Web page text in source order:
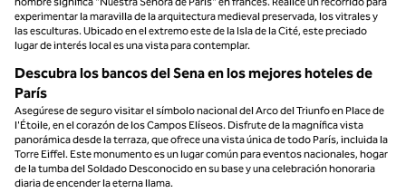
experimentar la maravilla de la arquitectura medieval preservada, los vitrales y
las esculturas. Ubicado en el extremo este de la Isla de la Cité, este preciado
lugar de interés local es una vista para contemplar.
Descubra los bancos del Sena en los mejores hoteles de
París
Asegúrese de seguro visitar el símbolo nacional del Arco del Triunfo en Place de
l'Étoile, en el corazón de los Campos Elíseos. Disfrute de la magnífica vista
panorámica desde la terraza, que ofrece una vista única de todo París, incluida la
Torre Eiffel. Este monumento es un lugar común para eventos nacionales, hogar
de la tumba del Soldado Desconocido en su base y una celebración honoraria
diaria de encender la eterna llama.